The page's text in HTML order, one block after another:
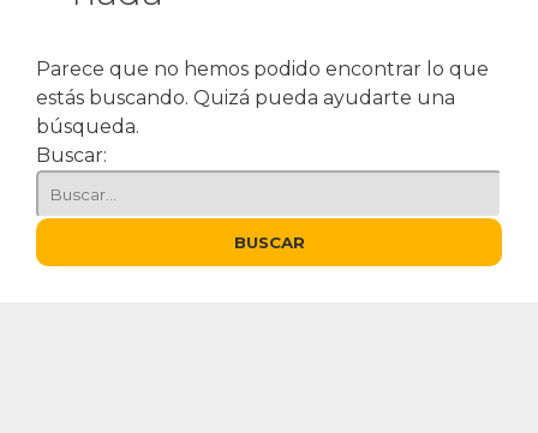
Parece que no hemos podido encontrar lo que
estás buscando. Quizá pueda ayudarte una
búsqueda.
Buscar: